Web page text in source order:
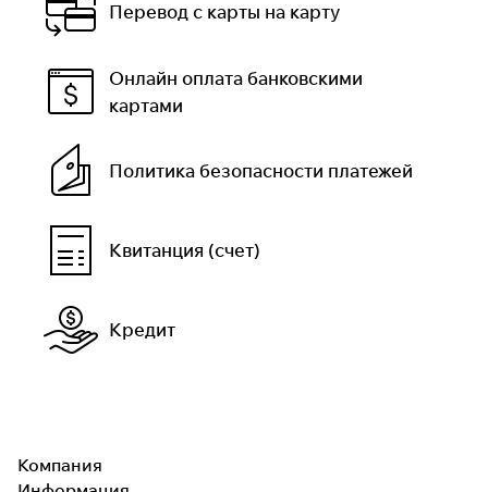
Перевод с карты на карту
Онлайн оплата банковскими
картами
Политика безопасности платежей
Квитанция (счет)
Кредит
Компания